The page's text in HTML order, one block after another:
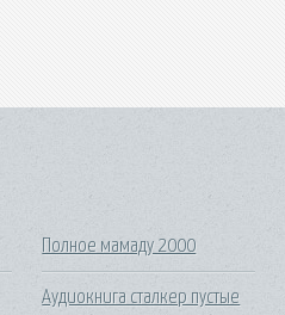
Полное мамаду 2000
Аудиокнига сталкер пустые